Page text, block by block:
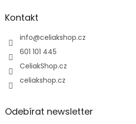
Kontakt
info@celiakshop.cz
601 101 445
CeliakShop.cz
celiakshop.cz
Odebírat newsletter